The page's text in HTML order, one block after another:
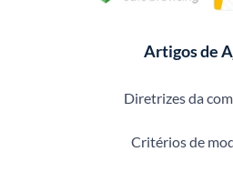
Artigos de
Diretrizes da
Critérios de